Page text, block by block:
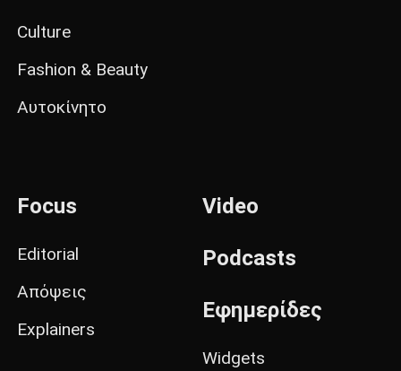
Culture
Fashion & Beauty
Αυτοκίνητο
Focus
Editorial
Απόψεις
Explainers
Video
Podcasts
Εφημερίδες
Widgets